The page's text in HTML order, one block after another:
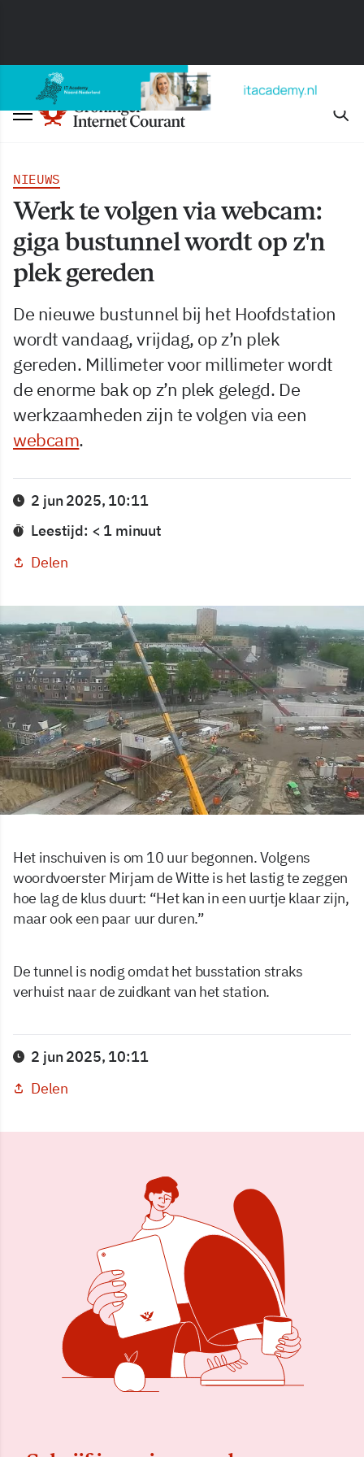
NIEUWS
Werk te volgen via webcam:
giga bustunnel wordt op z'n
plek gereden
De nieuwe bustunnel bij het Hoofdstation
wordt vandaag, vrijdag, op z’n plek
gereden. Millimeter voor millimeter wordt
de enorme bak op z’n plek gelegd. De
werkzaamheden zijn te volgen via een
webcam.
2 jun 2025, 10:11
Leestijd: < 1 minuut
Delen
Het inschuiven is om 10 uur begonnen. Volgens
woordvoerster Mirjam de Witte is het lastig te zeggen
hoe lag de klus duurt: “Het kan in een uurtje klaar zijn,
maar ook een paar uur duren.”
De tunnel is nodig omdat het busstation straks
verhuist naar de zuidkant van het station.
2 jun 2025, 10:11
Delen